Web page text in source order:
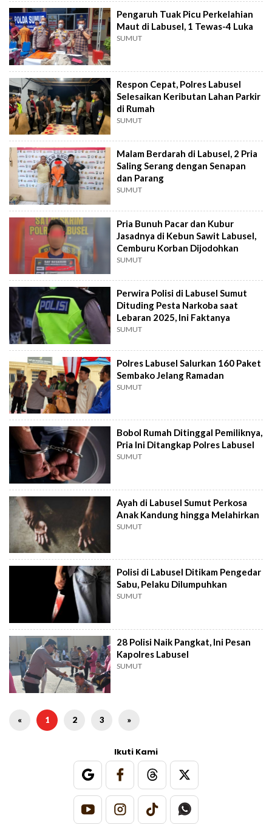
Pengaruh Tuak Picu Perkelahian
Maut di Labusel, 1 Tewas-4 Luka
SUMUT
Respon Cepat, Polres Labusel
Selesaikan Keributan Lahan Parkir
di Rumah
SUMUT
Malam Berdarah di Labusel, 2 Pria
Saling Serang dengan Senapan
dan Parang
SUMUT
Pria Bunuh Pacar dan Kubur
Jasadnya di Kebun Sawit Labusel,
Cemburu Korban Dijodohkan
SUMUT
Perwira Polisi di Labusel Sumut
Dituding Pesta Narkoba saat
Lebaran 2025, Ini Faktanya
SUMUT
Polres Labusel Salurkan 160 Paket
Sembako Jelang Ramadan
SUMUT
Bobol Rumah Ditinggal Pemiliknya,
Pria Ini Ditangkap Polres Labusel
SUMUT
Ayah di Labusel Sumut Perkosa
Anak Kandung hingga Melahirkan
SUMUT
Polisi di Labusel Ditikam Pengedar
Sabu, Pelaku Dilumpuhkan
SUMUT
28 Polisi Naik Pangkat, Ini Pesan
Kapolres Labusel
SUMUT
« 1 2 3 »
Ikuti Kami